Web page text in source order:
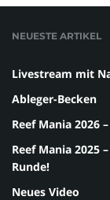
NEUESTE ARTIKEL
Livestream mit
Ableger-Becken
Reef Mania 2026
Reef Mania 2025
Runde!
Neues Video